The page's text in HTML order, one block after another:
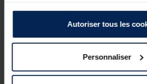
Autoriser tous les
Personnaliser
Poids : 0450Kg
Spécifications